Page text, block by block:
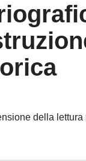
della